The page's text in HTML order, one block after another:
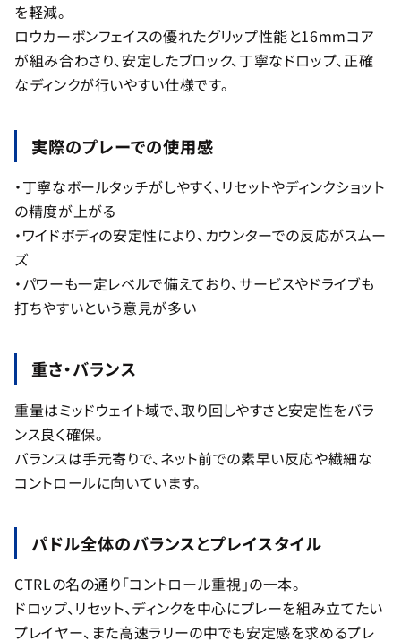
を軽減。
ロウカーボンフェイスの優れたグリップ性能と16mmコア
が組み合わさり、安定したブロック、丁寧なドロップ、正確
なディンクが行いやすい仕様です。
実際のプレーでの使用感
・丁寧なボールタッチがしやすく、リセットやディンクショット
の精度が上がる
・ワイドボディの安定性により、カウンターでの反応がスムー
ズ
・パワーも一定レベルで備えており、サービスやドライブも
打ちやすいという意見が多い
重さ・バランス
重量はミッドウェイト域で、取り回しやすさと安定性をバラ
ンス良く確保。
バランスは手元寄りで、ネット前での素早い反応や繊細な
コントロールに向いています。
パドル全体のバランスとプレイスタイル
CTRLの名の通り「コントロール重視」の一本。
ドロップ、リセット、ディンクを中心にプレーを組み立てたい
プレイヤー、また高速ラリーの中でも安定感を求めるプレ